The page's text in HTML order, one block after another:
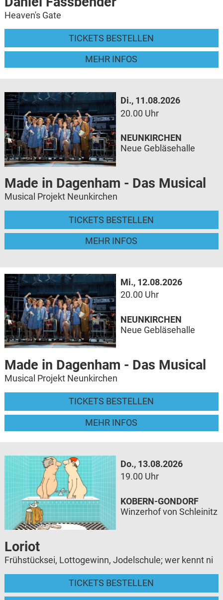
Heaven's Gate
TICKETS BESTELLEN
MEHR INFOS
Di., 11.08.2026
20.00 Uhr
Made in Dagenham - Das Musical
Musical Projekt Neunkirchen
TICKETS BESTELLEN
MEHR INFOS
NEUNKIRCHEN
Neue Gebläsehalle
Mi., 12.08.2026
20.00 Uhr
Made in Dagenham - Das Musical
Musical Projekt Neunkirchen
TICKETS BESTELLEN
MEHR INFOS
NEUNKIRCHEN
Neue Gebläsehalle
Do., 13.08.2026
19.00 Uhr
Loriot
Frühstücksei, Lottogewinn, Jodelschule; wer kennt ni
TICKETS BESTELLEN
KOBERN-GONDORF
Winzerhof von Schleinitz